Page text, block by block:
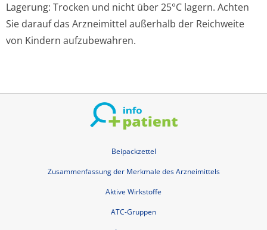
Lagerung: Trocken und nicht über 25°C lagern. Achten
Sie darauf das Arzneimittel außerhalb der Reichweite
von Kindern aufzubewahren.
Beipackzettel
Zusammenfassung der Merkmale des Arzneimittels
Aktive Wirkstoffe
ATC-Gruppen